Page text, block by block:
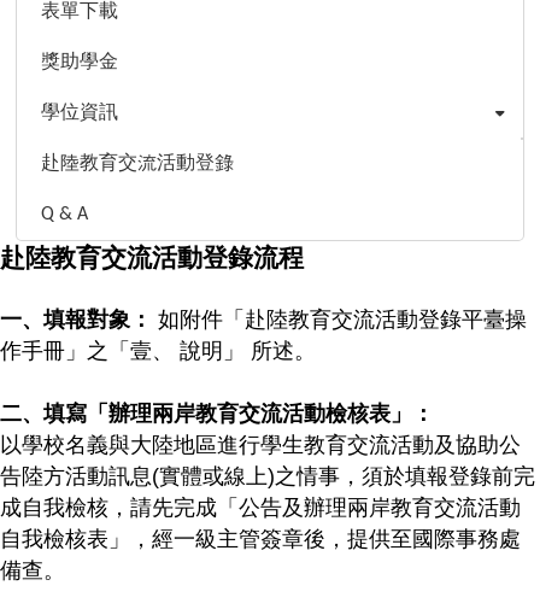
表單下載
獎助學金
學位資訊
赴陸教育交流活動登錄
Q & A
赴陸教育交流活動登錄流程
一、填報對象： 如附件「赴陸教育交流活動登錄平臺操
作手冊」之「壹、 說明」 所述。
二、填寫「辦理兩岸教育交流活動檢核表」：
以學校名義與大陸地區進行學生教育交流活動及協助公
告陸方活動訊息(實體或線上)之情事， 須於填報登錄前完
成自我檢核，請先完成「 公告及辦理兩岸教育交流活動
自我檢核表 」，經一級主管簽章後，提供至國際事務處
備查。